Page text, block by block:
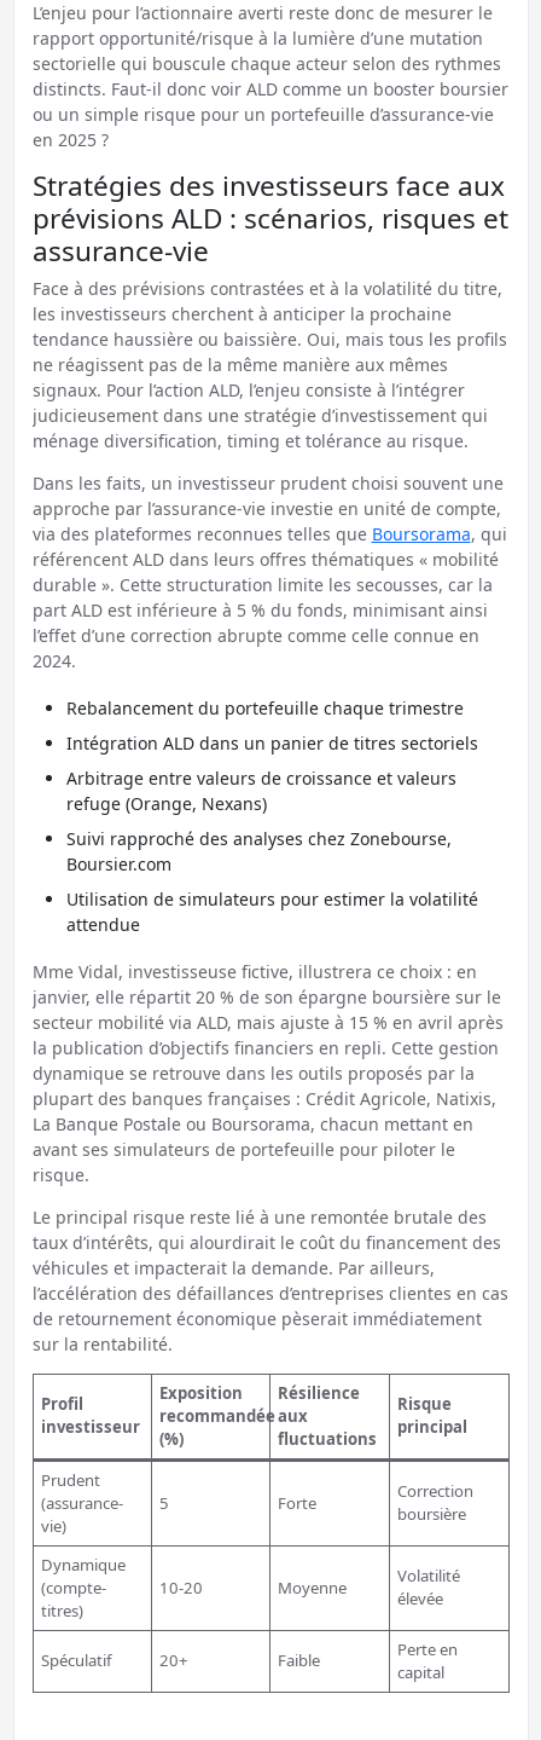
L’enjeu pour l’actionnaire averti reste donc de mesurer le
rapport opportunité/risque à la lumière d’une mutation
sectorielle qui bouscule chaque acteur selon des rythmes
distincts. Faut-il donc voir ALD comme un booster boursier
ou un simple risque pour un portefeuille d’assurance-vie
en 2025 ?
Stratégies des investisseurs face aux
prévisions ALD : scénarios, risques et
assurance-vie
Face à des prévisions contrastées et à la volatilité du titre,
les investisseurs cherchent à anticiper la prochaine
tendance haussière ou baissière. Oui, mais tous les profils
ne réagissent pas de la même manière aux mêmes
signaux. Pour l’action ALD, l’enjeu consiste à l’intégrer
judicieusement dans une stratégie d’investissement qui
ménage diversification, timing et tolérance au risque.
Dans les faits, un investisseur prudent choisi souvent une
approche par l’assurance-vie investie en unité de compte,
via des plateformes reconnues telles que Boursorama, qui
référencent ALD dans leurs offres thématiques « mobilité
durable ». Cette structuration limite les secousses, car la
part ALD est inférieure à 5 % du fonds, minimisant ainsi
l’effet d’une correction abrupte comme celle connue en
2024.
Rebalancement du portefeuille chaque trimestre
Intégration ALD dans un panier de titres sectoriels
Arbitrage entre valeurs de croissance et valeurs
refuge (Orange, Nexans)
Suivi rapproché des analyses chez Zonebourse,
Boursier.com
Utilisation de simulateurs pour estimer la volatilité
attendue
Mme Vidal, investisseuse fictive, illustrera ce choix : en
janvier, elle répartit 20 % de son épargne boursière sur le
secteur mobilité via ALD, mais ajuste à 15 % en avril après
la publication d’objectifs financiers en repli. Cette gestion
dynamique se retrouve dans les outils proposés par la
plupart des banques françaises : Crédit Agricole, Natixis,
La Banque Postale ou Boursorama, chacun mettant en
avant ses simulateurs de portefeuille pour piloter le
risque.
Le principal risque reste lié à une remontée brutale des
taux d’intérêts, qui alourdirait le coût du financement des
véhicules et impacterait la demande. Par ailleurs,
l’accélération des défaillances d’entreprises clientes en cas
de retournement économique pèserait immédiatement
sur la rentabilité.
Profil
investisseur
Exposition
recommandée
(%)
Résilience
aux
fluctuations
Risque
principal
Prudent
(assurance-
vie)
5 Forte
Correction
boursière
Dynamique
(compte-
titres)
10-20 Moyenne
Volatilité
élevée
Spéculatif 20+ Faible
Perte en
capital